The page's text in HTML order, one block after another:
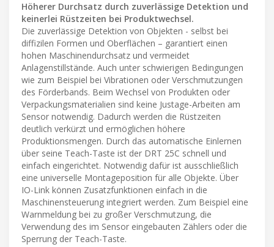
Höherer Durchsatz durch zuverlässige Detektion und
keinerlei Rüstzeiten bei Produktwechsel.
Die zuverlässige Detektion von Objekten - selbst bei
diffizilen Formen und Oberflächen – garantiert einen
hohen Maschinendurchsatz und vermeidet
Anlagenstillstände. Auch unter schwierigen Bedingungen
wie zum Beispiel bei Vibrationen oder Verschmutzungen
des Förderbands. Beim Wechsel von Produkten oder
Verpackungsmaterialien sind keine Justage-Arbeiten am
Sensor notwendig. Dadurch werden die Rüstzeiten
deutlich verkürzt und ermöglichen höhere
Produktionsmengen. Durch das automatische Einlernen
über seine Teach-Taste ist der DRT 25C schnell und
einfach eingerichtet. Notwendig dafür ist ausschließlich
eine universelle Montageposition für alle Objekte. Über
IO-Link können Zusatzfunktionen einfach in die
Maschinensteuerung integriert werden. Zum Beispiel eine
Warnmeldung bei zu großer Verschmutzung, die
Verwendung des im Sensor eingebauten Zählers oder die
Sperrung der Teach-Taste.